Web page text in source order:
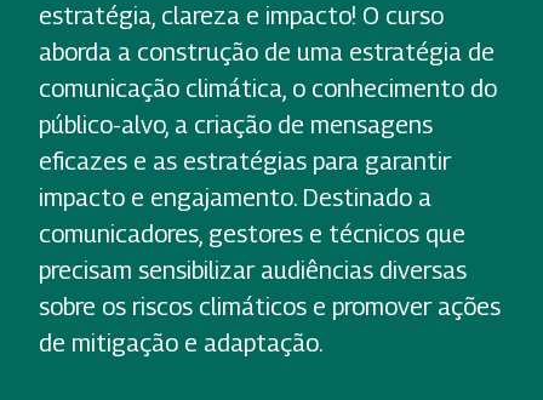
estratégia, clareza e impacto! O curso
aborda a construção de uma estratégia de
comunicação climática, o conhecimento do
público-alvo, a criação de mensagens
eficazes e as estratégias para garantir
impacto e engajamento. Destinado a
comunicadores, gestores e técnicos que
precisam sensibilizar audiências diversas
sobre os riscos climáticos e promover ações
de mitigação e adaptação.